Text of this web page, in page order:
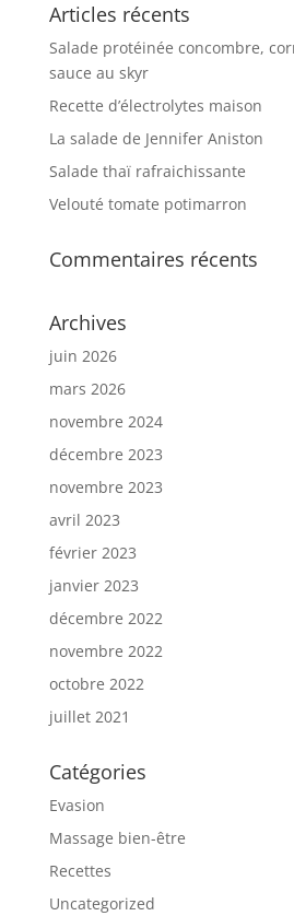
Articles récents
Salade protéinée concombre,
sauce au skyr
Recette d’électrolytes maison
La salade de Jennifer Aniston
Salade thaï rafraichissante
Velouté tomate potimarron
Commentaires récents
Archives
juin 2026
mars 2026
novembre 2024
décembre 2023
novembre 2023
avril 2023
février 2023
janvier 2023
décembre 2022
novembre 2022
octobre 2022
juillet 2021
Catégories
Evasion
Massage bien-être
Recettes
Uncategorized